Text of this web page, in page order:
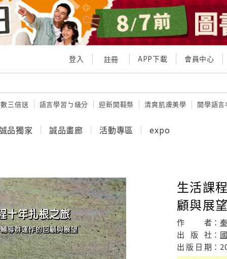
登入 註冊 APP下載 會員中心
三倍送 語言學習ㄅ級分 迎新開鞋祭 清爽肌膚美學 開學語
品獨家 誠品畫廊 活動專區 expo
生活課
顧與展
作 者：
出
版 社：
出 版 日 期：